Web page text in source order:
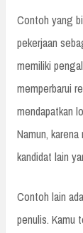
Contoh yang
pekerjaan
memiliki
memperbarui
mendapatkan
Namun,
kandidat lain
Contoh lain
penulis. Kamu